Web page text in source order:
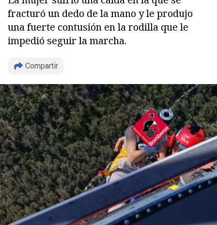
fracturó un dedo de la mano y le produjo
una fuerte contusión en la rodilla que le
impedió seguir la marcha.
Compartir
Copiar